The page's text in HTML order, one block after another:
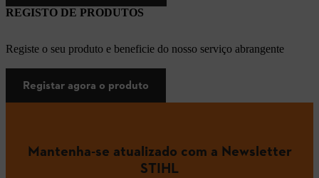
REGISTO DE PRODUTOS
Registe o seu produto e beneficie do nosso serviço abrangente
Registar agora o produto
Mantenha-se atualizado com a Newsletter
STIHL